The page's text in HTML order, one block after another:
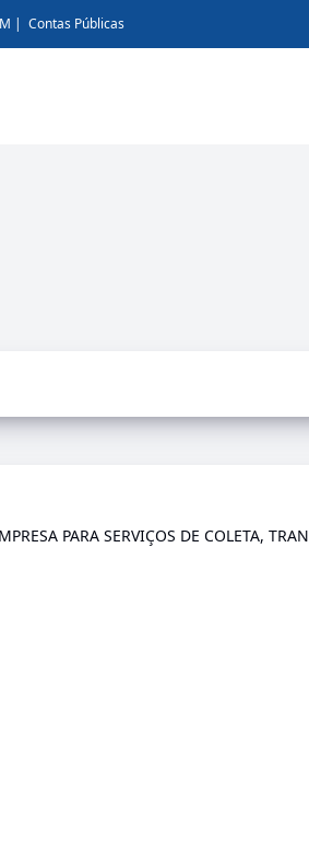
Contas Públicas
PARA SERVIÇOS DE COLETA,